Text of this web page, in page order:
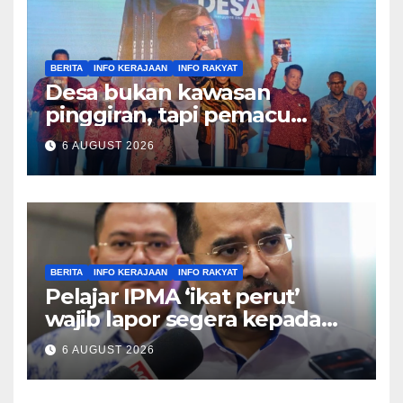
BERITA INFO KERAJAAN INFO RAKYAT
Desa bukan kawasan
pinggiran, tapi pemacu
ekonomi negara – Zahid
Hamidi
6 AUGUST 2026
BERITA INFO KERAJAAN INFO RAKYAT
Pelajar IPMA ‘ikat perut’
wajib lapor segera kepada
Pengarah – Asyraf Wajdi
6 AUGUST 2026